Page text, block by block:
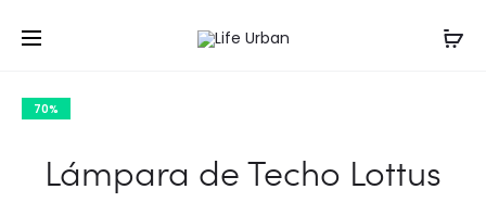
LÁMPARA
LÁMPARA
Inicio Lámpara de Techo Lottus
70%
Lámpara de Techo Lottus